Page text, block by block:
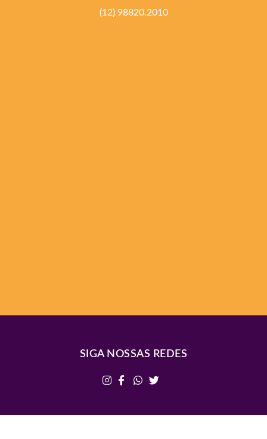
(12) 98820.2010
SIGA NOSSAS REDES